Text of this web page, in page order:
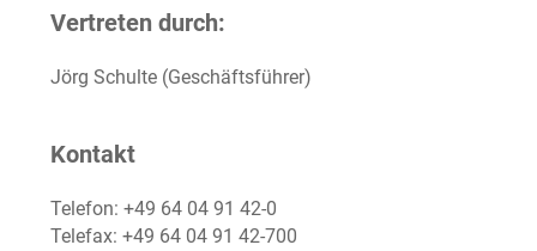
Vertreten durch:
Jörg Schulte (Geschäftsführer)
Kontakt
Telefon: +49 64 04 91 42-0
Telefax: +49 64 04 91 42-700